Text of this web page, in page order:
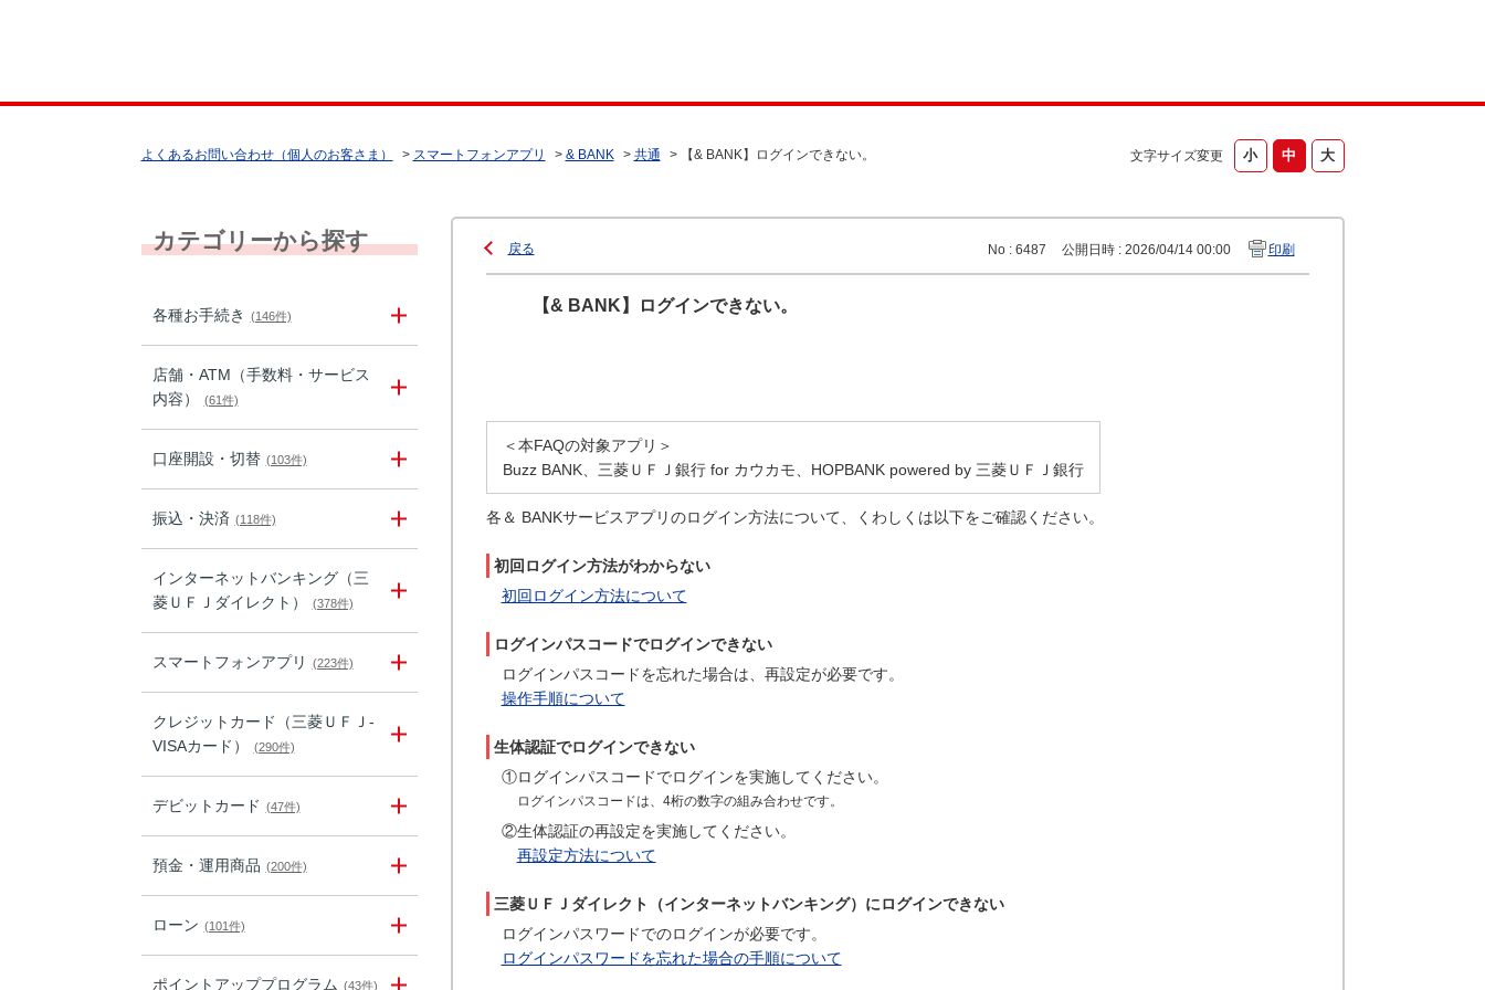
文字サイズ変更
よくあるお問い合わせ（個人のお客さま） > スマートフォンアプリ > & BANK > 共通 > 【& BANK】ログインできない。
カテゴリーから探す
各種お手続き (146件)
店舗・ATM（手数料・サービス
内容）
(61件)
口座開設・切替 (103件)
振込・決済 (118件)
インターネットバンキング（三
菱ＵＦＪダイレクト）
(378件)
スマートフォンアプリ (223件)
クレジットカード（三菱ＵＦＪ-
VISAカード）
(290件)
デビットカード (47件)
預金・運用商品 (200件)
ローン (101件)
ポイントアッププログラム (43件)
戻る No : 6487 公開日時 : 2026/04/14 00:00 印刷
【& BANK】ログインできない。
＜本FAQの対象アプリ＞
Buzz BANK、三菱ＵＦＪ銀行 for カウカモ、HOPBANK powered by 三菱ＵＦＪ銀行
各＆ BANKサービスアプリのログイン方法について、くわしくは以下をご確認ください。
初回ログイン方法がわからない
初回ログイン方法について
ログインパスコードでログインできない
ログインパスコードを忘れた場合は、再設定が必要です。
操作手順について
生体認証でログインできない
①ログインパスコードでログインを実施してください。
ログインパスコードは、4桁の数字の組み合わせです。
②生体認証の再設定を実施してください。
再設定方法について
三菱ＵＦＪダイレクト（インターネットバンキング）にログインできない
ログインパスワードでのログインが必要です。
ログインパスワードを忘れた場合の手順について